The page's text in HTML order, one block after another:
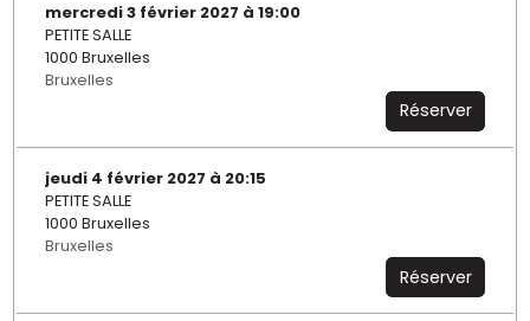
mercredi 3 février 2027 à 19:00
PETITE SALLE
1000 Bruxelles
Bruxelles
Réserver
jeudi 4 février 2027 à 20:15
PETITE SALLE
1000 Bruxelles
Bruxelles
Réserver